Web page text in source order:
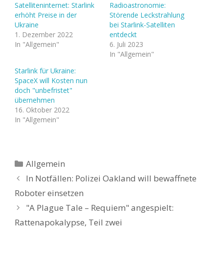
Satelliteninternet: Starlink
erhöht Preise in der
Ukraine
1. Dezember 2022
In "Allgemein"
Radioastronomie:
Störende Leckstrahlung
bei Starlink-Satelliten
entdeckt
6. Juli 2023
In "Allgemein"
Starlink für Ukraine:
SpaceX will Kosten nun
doch "unbefristet"
übernehmen
16. Oktober 2022
In "Allgemein"
Kategorien
Allgemein
In Notfällen: Polizei Oakland will bewaffnete
Roboter einsetzen
"A Plague Tale – Requiem" angespielt:
Rattenapokalypse​, Teil zwei